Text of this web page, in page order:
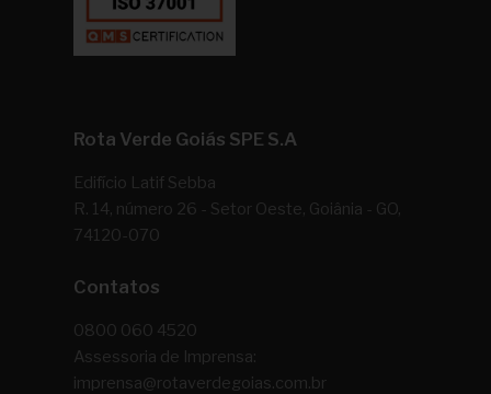
Rota Verde Goiás SPE S.A
Edifício Latif Sebba
R. 14, número 26 - Setor Oeste, Goiânia - GO,
74120-070
Contatos
0800 060 4520
Assessoria de Imprensa:
imprensa@rotaverdegoias.com.br